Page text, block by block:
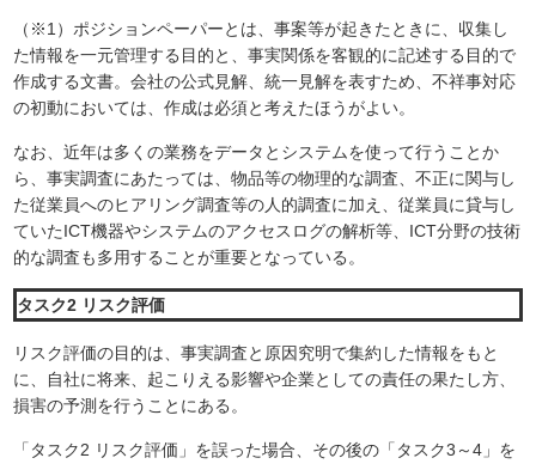
（※1）ポジションペーパーとは、事案等が起きたときに、収集し
た情報を一元管理する目的と、事実関係を客観的に記述する目的で
作成する文書。会社の公式見解、統一見解を表すため、不祥事対応
の初動においては、作成は必須と考えたほうがよい。
なお、近年は多くの業務をデータとシステムを使って行うことか
ら、事実調査にあたっては、物品等の物理的な調査、不正に関与し
た従業員へのヒアリング調査等の人的調査に加え、従業員に貸与し
ていたICT機器やシステムのアクセスログの解析等、ICT分野の技術
的な調査も多用することが重要となっている。
タスク2 リスク評価
リスク評価の目的は、事実調査と原因究明で集約した情報をもと
に、自社に将来、起こりえる影響や企業としての責任の果たし方、
損害の予測を行うことにある。
「タスク2 リスク評価」を誤った場合、その後の「タスク3～4」を